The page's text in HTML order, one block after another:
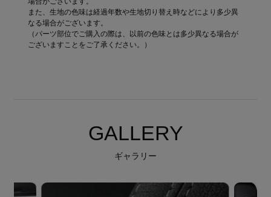
また、生地の色味は経過年数や生地切り替え時などにより多少異
なる場合がございます。
（パーツ部位でご購入の際は、以前の色味とは多少異なる場合が
ございますことをご了承ください。）
GALLERY
ギャラリー